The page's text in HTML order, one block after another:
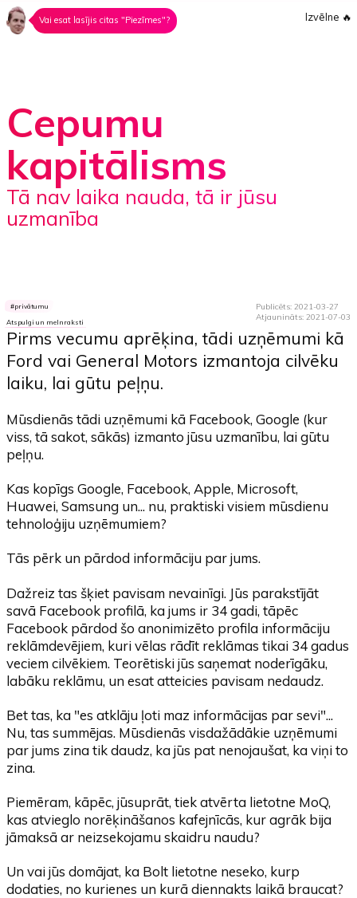
Vai esat lasījis citas "Piezīmes"? Izvēlne 🔥
Cepumu
kapitālisms
tā nav laika nauda, tā ir jūsu
uzmanība
Publicēts: 2021-03-27
Atjaunināts: 2021-07-03
privātumu
Atspulgi un melnraksti
Pirms vecumu aprēķina, tādi uzņēmumi kā
Ford vai General Motors izmantoja cilvēku
laiku, lai gūtu peļņu.
Mūsdienās tādi uzņēmumi kā Facebook, Google (kur
viss, tā sakot, sākās) izmanto jūsu uzmanību, lai gūtu
peļņu.
Kas kopīgs Google, Facebook, Apple, Microsoft,
Huawei, Samsung un... nu, praktiski visiem mūsdienu
tehnoloģiju uzņēmumiem?
Tās pērk un pārdod informāciju par jums.
Dažreiz tas šķiet pavisam nevainīgi. Jūs parakstījāt
savā Facebook profilā, ka jums ir 34 gadi, tāpēc
Facebook pārdod šo anonimizēto profila informāciju
reklāmdevējiem, kuri vēlas rādīt reklāmas tikai 34 gadus
veciem cilvēkiem. Teorētiski jūs saņemat noderīgāku,
labāku reklāmu, un esat atteicies pavisam nedaudz.
Bet tas, ka "es atklāju ļoti maz informācijas par sevi"...
Nu, tas summējas. Mūsdienās visdažādākie uzņēmumi
par jums zina tik daudz, ka jūs pat nenojaušat, ka viņi to
zina.
Piemēram, kāpēc, jūsuprāt, tiek atvērta lietotne MoQ,
kas atvieglo norēķināšanos kafejnīcās, kur agrāk bija
jāmaksā ar neizsekojamu skaidru naudu?
Un vai jūs domājat, ka Bolt lietotne neseko, kurp
dodaties, no kurienes un kurā diennakts laikā braucat?